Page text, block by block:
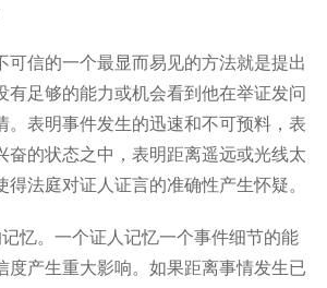
信的一个最显而易见的方法就是提出
有足够的能力或机会看到他在举证发问
。表明事件发生的迅速和不可预料，表
奋的状态之中，表明距离遥远或光线太
得法庭对证人证言的准确性产生怀疑。
记忆。一个证人记忆一个事件细节的能
度产生重大影响。如果距离事情发生已